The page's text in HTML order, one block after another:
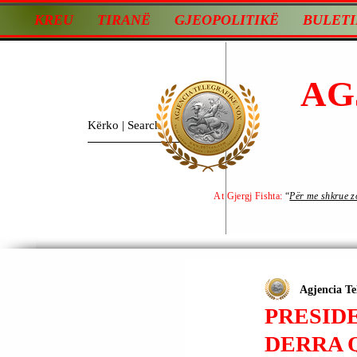
KREU TIRANË GJEOPOLITIKË
At Gjergj Fishta: “Për me shkrue
DERRA
Agjencia